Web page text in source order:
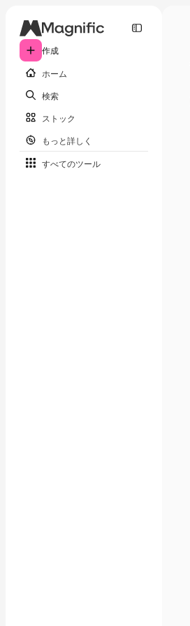
作成
ホーム
検索
ストック
もっと詳しく
すべてのツール